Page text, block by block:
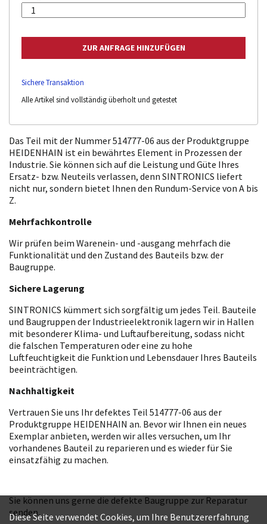
Sichere Transaktion
Alle Artikel sind vollständig überholt und getestet
Das Teil mit der Nummer 514777-06 aus der Produktgruppe
HEIDENHAIN ist ein bewährtes Element in Prozessen der
Industrie. Sie können sich auf die Leistung und Güte Ihres
Ersatz- bzw. Neuteils verlassen, denn SINTRONICS liefert
nicht nur, sondern bietet Ihnen den Rundum-Service von A bis
Z.
Mehrfachkontrolle
Wir prüfen beim Warenein- und -ausgang mehrfach die
Funktionalität und den Zustand des Bauteils bzw. der
Baugruppe.
Sichere Lagerung
SINTRONICS kümmert sich sorgfältig um jedes Teil. Bauteile
und Baugruppen der Industrieelektronik lagern wir in Hallen
mit besonderer Klima- und Luftaufbereitung, sodass nicht
die falschen Temperaturen oder eine zu hohe
Luftfeuchtigkeit die Funktion und Lebensdauer Ihres Bauteils
beeinträchtigen.
Nachhaltigkeit
Vertrauen Sie uns Ihr defektes Teil 514777-06 aus der
Produktgruppe HEIDENHAIN an. Bevor wir Ihnen ein neues
Exemplar anbieten, werden wir alles versuchen, um Ihr
vorhandenes Bauteil zu reparieren und es wieder für Sie
einsatzfähig zu machen.
Sie können uns gerne die defekte Baugruppe zur Reparatur
senden.
Diese Seite verwendet Cookies, um Ihre Benutzererfahrung